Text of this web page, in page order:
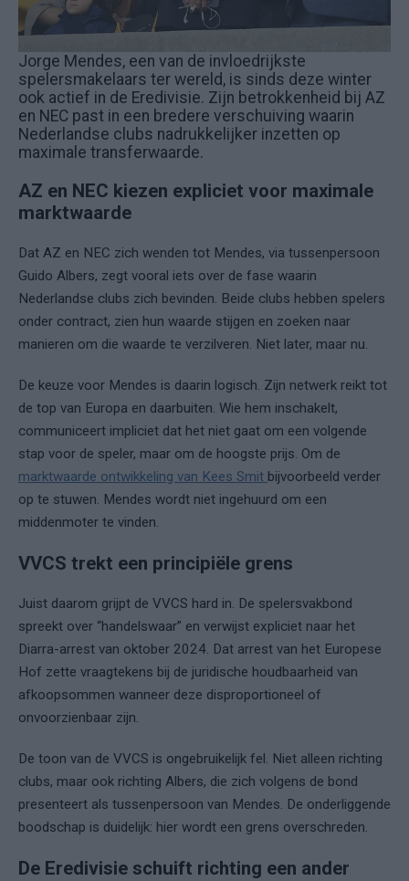
Jorge Mendes, een van de invloedrijkste
spelersmakelaars ter wereld, is sinds deze winter
ook actief in de Eredivisie. Zijn betrokkenheid bij AZ
en NEC past in een bredere verschuiving waarin
Nederlandse clubs nadrukkelijker inzetten op
maximale transferwaarde.
AZ en NEC kiezen expliciet voor maximale
marktwaarde
Dat AZ en NEC zich wenden tot Mendes, via tussenpersoon
Guido Albers, zegt vooral iets over de fase waarin
Nederlandse clubs zich bevinden. Beide clubs hebben spelers
onder contract, zien hun waarde stijgen en zoeken naar
manieren om die waarde te verzilveren. Niet later, maar nu.
De keuze voor Mendes is daarin logisch. Zijn netwerk reikt tot
de top van Europa en daarbuiten. Wie hem inschakelt,
communiceert impliciet dat het niet gaat om een volgende
stap voor de speler, maar om de hoogste prijs. Om de
marktwaarde ontwikkeling van Kees Smit bijvoorbeeld verder
op te stuwen. Mendes wordt niet ingehuurd om een
middenmoter te vinden.
VVCS trekt een principiële grens
Juist daarom grijpt de VVCS hard in. De spelersvakbond
spreekt over “handelswaar” en verwijst expliciet naar het
Diarra-arrest van oktober 2024. Dat arrest van het Europese
Hof zette vraagtekens bij de juridische houdbaarheid van
afkoopsommen wanneer deze disproportioneel of
onvoorzienbaar zijn.
De toon van de VVCS is ongebruikelijk fel. Niet alleen richting
clubs, maar ook richting Albers, die zich volgens de bond
presenteert als tussenpersoon van Mendes. De onderliggende
boodschap is duidelijk: hier wordt een grens overschreden.
De Eredivisie schuift richting een ander